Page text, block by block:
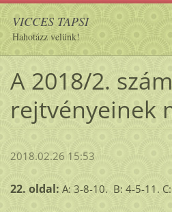
VICCES TAPSI
Hahotázz velünk!
A 2018/2.
rejtvényeinek
2018.02.26 15:53
22. oldal: A: 3-8-10. B: 4-5-11.